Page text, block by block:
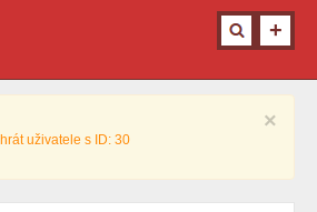
×
uživatele s ID: 30